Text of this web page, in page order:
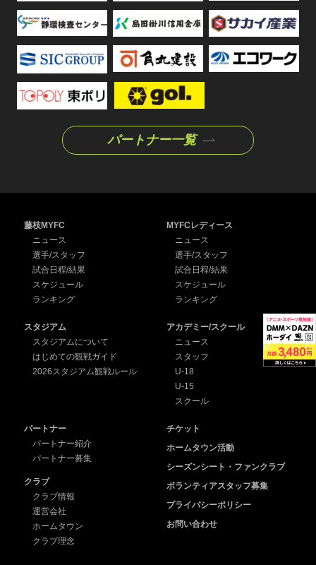
パートナー一覧
藤枝MYFC
ニュース
選手/スタッフ
試合日程/結果
スケジュール
ランキング
MYFCレディース
ニュース
選手/スタッフ
試合日程/結果
スケジュール
ランキング
スタジアム
スタジアムについて
はじめての観戦ガイド
2026スタジアム観戦ルール
アカデミー/スクール
ニュース
スタッフ
U-18
U-15
スクール
パートナー
パートナー紹介
パートナー募集
クラブ
クラブ情報
運営会社
ホームタウン
クラブ理念
チケット
ホームタウン活動
シーズンシート・ファンクラブ
ボランティアスタッフ募集
プライバシーポリシー
お問い合わせ